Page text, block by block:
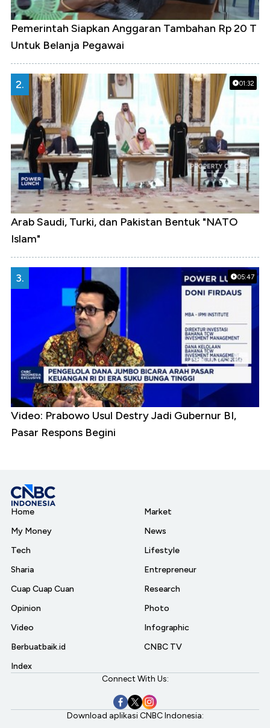
Pemerintah Siapkan Anggaran Tambahan Rp 20 T
Untuk Belanja Pegawai
01:32
2.
Arab Saudi, Turki, dan Pakistan Bentuk "NATO
Islam"
05:47
3.
Video: Prabowo Usul Destry Jadi Gubernur BI,
Pasar Respons Begini
Home
My Money
Tech
Sharia
Cuap Cuap Cuan
Opinion
Video
Berbuatbaik.id
Index
Market
News
Lifestyle
Entrepreneur
Research
Photo
Infographic
CNBC TV
Connect With Us:
Download aplikasi CNBC Indonesia: